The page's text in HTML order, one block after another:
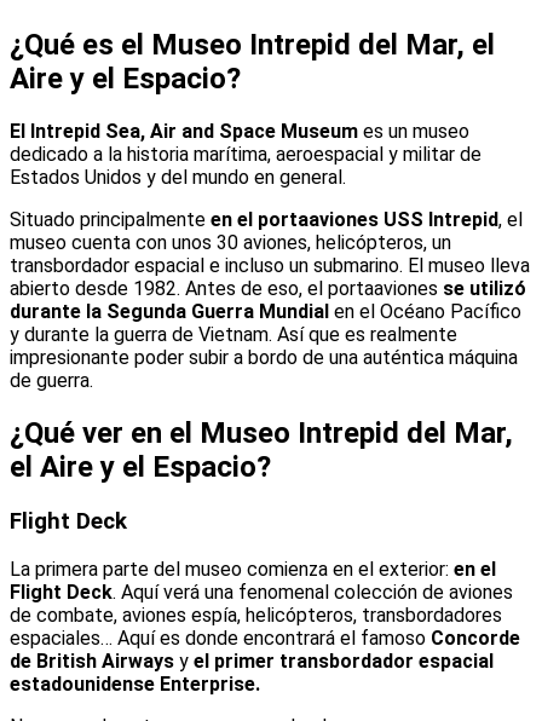
¿Qué es el Museo Intrepid del Mar, el
Aire y el Espacio?
El Intrepid Sea, Air and Space Museum es un museo
dedicado a la historia marítima, aeroespacial y militar de
Estados Unidos y del mundo en general.
Situado principalmente en el portaaviones USS Intrepid, el
museo cuenta con unos 30 aviones, helicópteros, un
transbordador espacial e incluso un submarino. El museo lleva
abierto desde 1982. Antes de eso, el portaaviones se utilizó
durante la Segunda Guerra Mundial en el Océano Pacífico
y durante la guerra de Vietnam. Así que es realmente
impresionante poder subir a bordo de una auténtica máquina
de guerra.
¿Qué ver en el Museo Intrepid del Mar,
el Aire y el Espacio?
Flight Deck
La primera parte del museo comienza en el exterior: en el
Flight Deck. Aquí verá una fenomenal colección de aviones
de combate, aviones espía, helicópteros, transbordadores
espaciales… Aquí es donde encontrará el famoso Concorde
de British Airways y el primer transbordador espacial
estadounidense Enterprise.